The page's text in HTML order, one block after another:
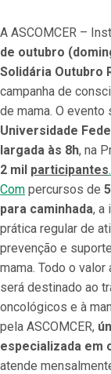
A ASCOMCER –
de outubro
Solidária Outubro
campanha de
de mama. O
Universidade
largada às 8h, na
2 mil participantes.
Compercursos de
para caminhada, a
prática regular de
prevenção e
mama. Todo o
será destinado ao
oncológicos e à
pela ASCOMCER,
especializada em
atende